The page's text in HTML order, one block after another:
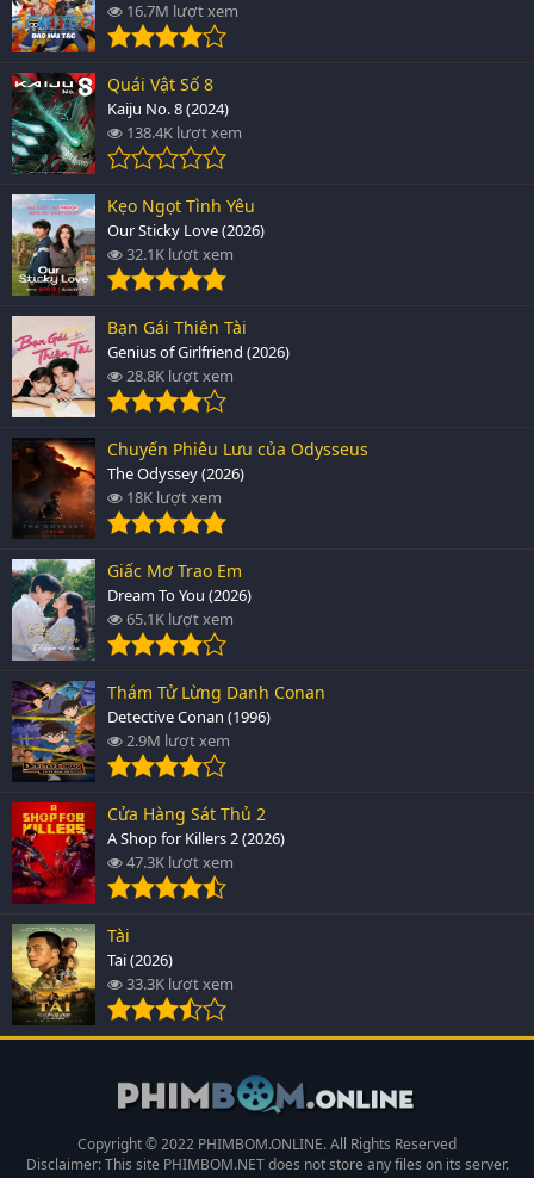
16.7M lượt xem
Quái Vật Số 8
Kaiju No. 8 (2024)
138.4K lượt xem
Kẹo Ngọt Tình Yêu
Our Sticky Love (2026)
32.1K lượt xem
Bạn Gái Thiên Tài
Genius of Girlfriend (2026)
28.8K lượt xem
Chuyến Phiêu Lưu của Odysseus
The Odyssey (2026)
18K lượt xem
Giấc Mơ Trao Em
Dream To You (2026)
65.1K lượt xem
Thám Tử Lừng Danh Conan
Detective Conan (1996)
2.9M lượt xem
Cửa Hàng Sát Thủ 2
A Shop for Killers 2 (2026)
47.3K lượt xem
Tài
Tai (2026)
33.3K lượt xem
Copyright © 2022 PHIMBOM.ONLINE. All Rights Reserved
Disclaimer: This site PHIMBOM.NETdoes not store any files on its server.